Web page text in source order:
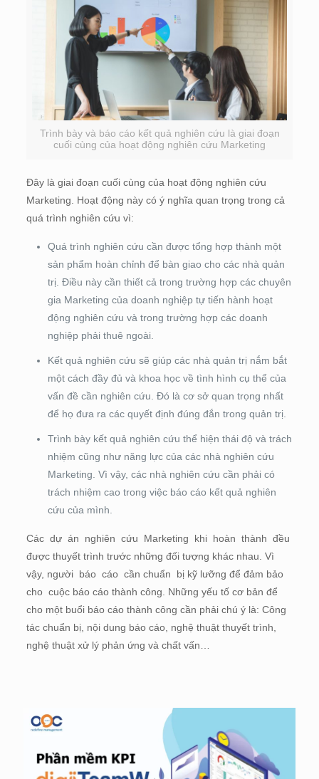
Trình bày và báo cáo kết quả nghiên cứu là giai đoạn
cuối cùng của hoạt động nghiên cứu Marketing
Đây là giai đoạn cuối cùng của hoạt động nghiên cứu
Marketing. Hoạt động này có ý nghĩa quan trọng trong cả
quá trình nghiên cứu vì:
Quá trình nghiên cứu cần được tổng hợp thành một
sản phẩm hoàn chỉnh để bàn giao cho các nhà quản
trị. Điều này cần thiết cả trong trường hợp các chuyên
gia Marketing của doanh nghiệp tự tiến hành hoạt
động nghiên cứu và trong trường hợp các doanh
nghiệp phải thuê ngoài.
Kết quả nghiên cứu sẽ giúp các nhà quản trị nắm bắt
một cách đầy đủ và khoa học về tình hình cụ thể của
vấn đề cần nghiên cứu. Đó là cơ sở quan trọng nhất
để họ đưa ra các quyết định đúng đắn trong quản trị.
Trình bày kết quả nghiên cứu thể hiện thái độ và trách
nhiệm cũng như năng lực của các nhà nghiên cứu
Marketing. Vì vậy, các nhà nghiên cứu cần phải có
trách nhiệm cao trong việc báo cáo kết quả nghiên
cứu của mình.
Các dự án nghiên cứu Marketing khi hoàn thành đều
được thuyết trình trước những đối tượng khác nhau. Vì
vậy, người báo cáo cần chuẩn bị kỹ lưỡng để đảm bảo
cho cuộc báo cáo thành công. Những yếu tố cơ bản để
cho một buổi báo cáo thành công cần phải chú ý là: Công
tác chuẩn bị, nội dung báo cáo, nghệ thuật thuyết trình,
nghệ thuật xử lý phản ứng và chất vấn…